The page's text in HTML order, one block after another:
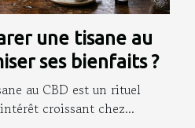
une tisane au
ses bienfaits ?
au CBD est un rituel
croissant chez...